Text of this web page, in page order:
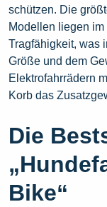
schützen. Die
Modellen liegen
Tragfähigkeit, was
Größe und dem
Elektrofahrrädern
Korb das
Die
Bike“